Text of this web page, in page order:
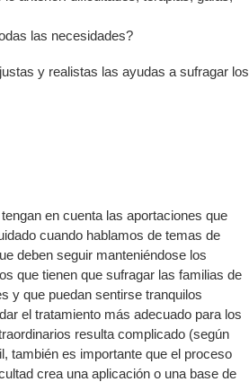
las necesidades?
y realistas las ayudas a sufragar los
en cuenta las aportaciones que
cuando hablamos de temas de
deben seguir manteniéndose los
que tienen que sufragar las familias de
y que puedan sentirse tranquilos
el tratamiento más adecuado para los
resulta complicado (según
también es importante que el proceso
crea una aplicación o una base de